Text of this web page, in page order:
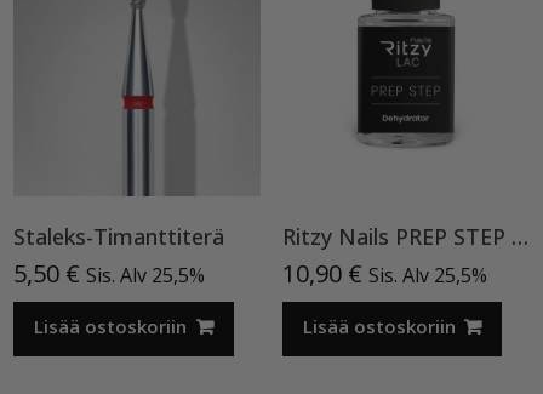
Staleks-Timanttiterä
5,50 € Sis. Alv 25,5%
Lisää ostoskoriin
Ritzy Nails PREP STEP Dehydrator 12ml
10,90 € Sis. Alv 25,5%
Lisää ostoskoriin